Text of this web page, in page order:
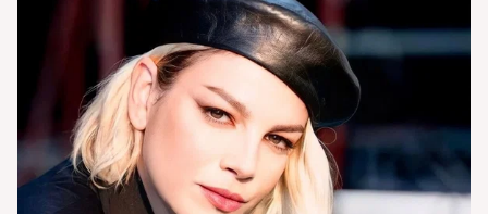
che, di nascosto, li ha ascoltati. Antonella non è